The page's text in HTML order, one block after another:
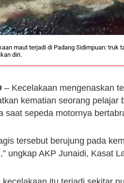
maut terjadi di Padang Sidimpuan: truk
diri.
– Kecelakaan mengenaskan
kematian seorang
saat sepeda motornya
tersebut berujung pada
ungkap AKP Junaidi, Kasat